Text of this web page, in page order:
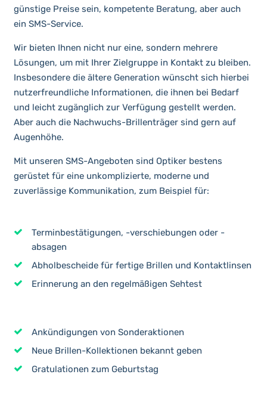
günstige Preise sein, kompetente Beratung, aber auch
ein SMS-Service.
Wir bieten Ihnen nicht nur eine, sondern mehrere
Lösungen, um mit Ihrer Zielgruppe in Kontakt zu bleiben.
Insbesondere die ältere Generation wünscht sich hierbei
nutzerfreundliche Informationen, die ihnen bei Bedarf
und leicht zugänglich zur Verfügung gestellt werden.
Aber auch die Nachwuchs-Brillenträger sind gern auf
Augenhöhe.
Mit unseren SMS-Angeboten sind Optiker bestens
gerüstet für eine unkomplizierte, moderne und
zuverlässige Kommunikation, zum Beispiel für:
Terminbestätigungen, -verschiebungen oder -
absagen
Abholbescheide für fertige Brillen und Kontaktlinsen
Erinnerung an den regelmäßigen Sehtest
Ankündigungen von Sonderaktionen
Neue Brillen-Kollektionen bekannt geben
Gratulationen zum Geburtstag